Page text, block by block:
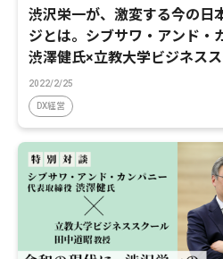
渋沢栄一が、激変する今の日
ジとは。シブサワ・アンド・
渋澤健氏×立教大学ビジネス
談【後編】
2022/2/25
DX経営